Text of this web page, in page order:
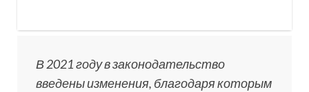
В 2021 году в законодательство
введены изменения, благодаря которым